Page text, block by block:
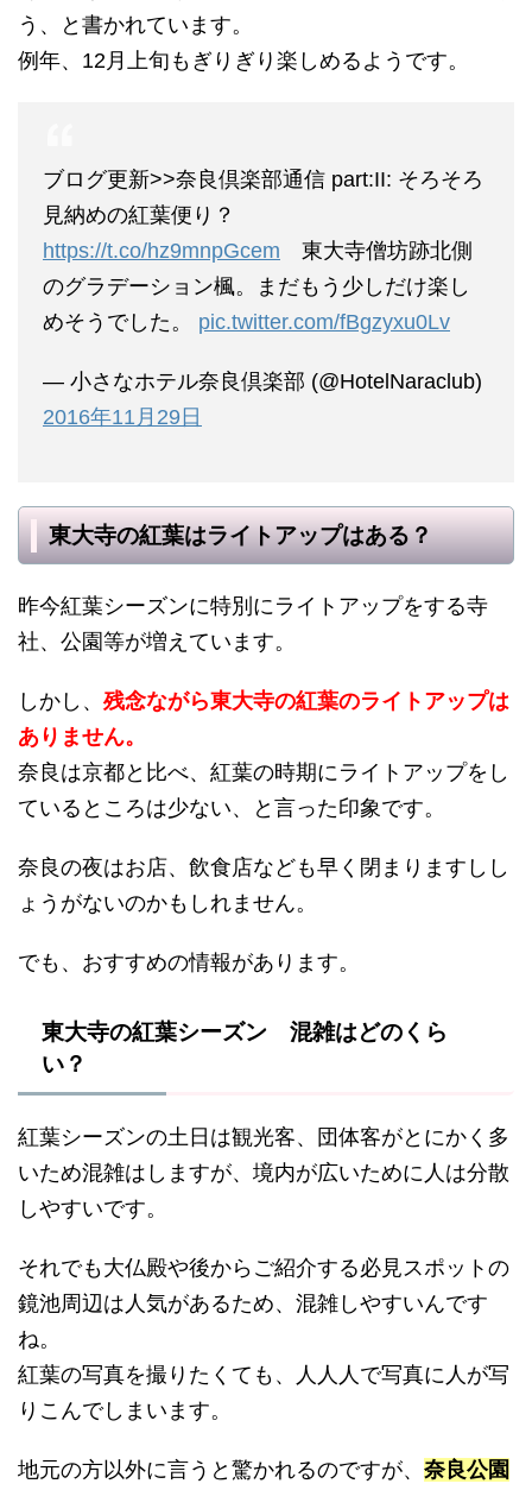
う、と書かれています。
例年、12月上旬もぎりぎり楽しめるようです。
ブログ更新>>奈良倶楽部通信 part:II: そろそろ
見納めの紅葉便り？
https://t.co/hz9mnpGcem 東大寺僧坊跡北側
のグラデーション楓。まだもう少しだけ楽し
めそうでした。 pic.twitter.com/fBgzyxu0Lv
— 小さなホテル奈良倶楽部 (@HotelNaraclub)
2016年11月29日
東大寺の紅葉はライトアップはある？
昨今紅葉シーズンに特別にライトアップをする寺
社、公園等が増えています。
しかし、 残念ながら東大寺の紅葉のライトアップは
ありません。
奈良は京都と比べ、紅葉の時期にライトアップをし
ているところは少ない、と言った印象です。
奈良の夜はお店、飲食店なども早く閉まりますしし
ょうがないのかもしれません。
でも、おすすめの情報があります。
東大寺の紅葉シーズン 混雑はどのくら
い？
紅葉シーズンの土日は観光客、団体客がとにかく多
いため混雑はしますが、境内が広いために人は分散
しやすいです。
それでも大仏殿や後からご紹介する必見スポットの
鏡池周辺は人気があるため、混雑しやすいんです
ね。
紅葉の写真を撮りたくても、人人人で写真に人が写
りこんでしまいます。
地元の方以外に言うと驚かれるのですが、 奈良公園